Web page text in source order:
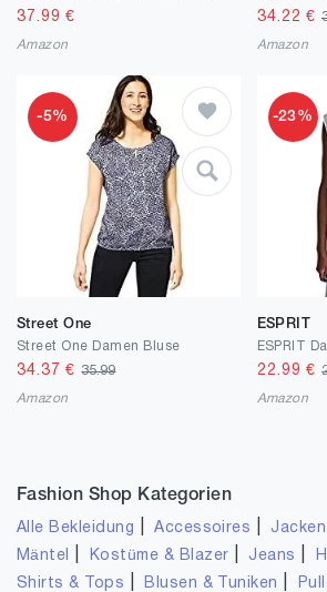
37.99 €
Amazon
34.22 €
Amazon
-5%
Street One
Street One Damen Bluse
34.37 €35.99
Amazon
-23%
ESPRIT
ESPRIT
22.99 €
Amazon
Fashion Shop Kategorien
Alle Bekleidung |Accessoires
Mäntel Kostüme & Blazer Jeans
Shirts & Tops Blusen & Tuniken